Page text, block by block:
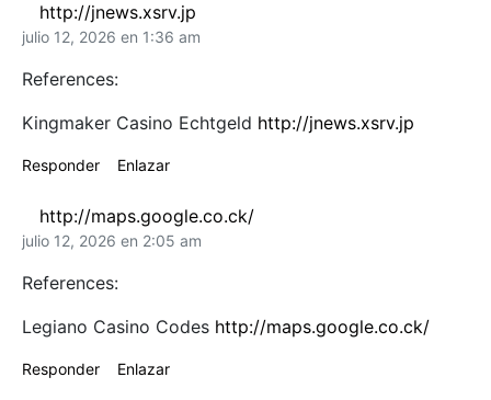
http://jnews.xsrv.jp
julio 12, 2026 en 1:36 am
References:
Kingmaker Casino Echtgeld http://jnews.xsrv.jp
Responder Enlazar
http://maps.google.co.ck/
julio 12, 2026 en 2:05 am
References:
Legiano Casino Codes http://maps.google.co.ck/
Responder Enlazar